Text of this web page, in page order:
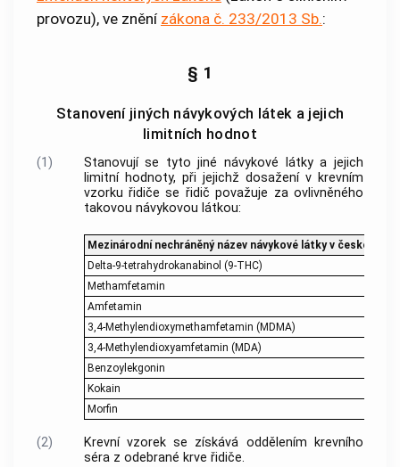
provozu), ve znění zákona č. 233/2013 Sb.:
§ 1
Stanovení jiných návykových látek a jejich
limitních hodnot
(1)
Stanovují se tyto jiné návykové látky a jejich
limitní hodnoty, při jejichž dosažení v krevním
vzorku řidiče se řidič považuje za ovlivněného
takovou návykovou látkou:
Mezinárodní nechráněný název návykové látky v českém
Delta-9-tetrahydrokanabinol (9-THC)
Methamfetamin
Amfetamin
3,4-Methylendioxymethamfetamin (MDMA)
3,4-Methylendioxyamfetamin (MDA)
Benzoylekgonin
Kokain
Morfin
(2)
Krevní vzorek se získává oddělením krevního
séra z odebrané krve řidiče.